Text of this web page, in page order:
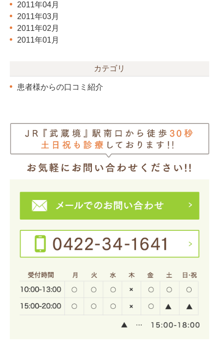
2011年04月
2011年03月
2011年02月
2011年01月
カテゴリ
患者様からの口コミ紹介